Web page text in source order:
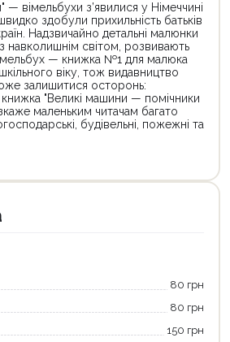
— вімельбухи з’явилися у Німеччині
здобули прихильність батьків
Надзвичайно детальні малюнки
навколишнім світом, розвивають
— книжка №1 для малюка
віку, тож видавництво
залишитися осторонь:
"Великі машини — помічники
маленьким читачам багато
будівельні, пожежні та
80 грн
80 грн
150 грн